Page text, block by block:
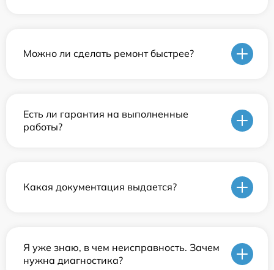
Можно ли сделать ремонт быстрее?
Есть ли гарантия на выполненные
работы?
Какая документация выдается?
Я уже знаю, в чем неисправность. Зачем
нужна диагностика?